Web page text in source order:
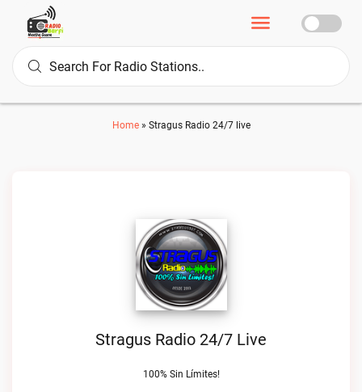
Home» Stragus Radio 24/7 live
Stragus Radio 24/7 Live
100% Sin Límites!